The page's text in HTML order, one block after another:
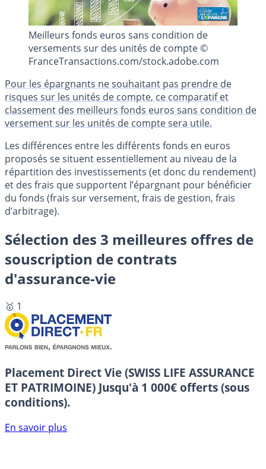
Meilleurs fonds euros sans condition de
versements sur des unités de compte ©
FranceTransactions.com/stock.adobe.com
Pour les épargnants ne souhaitant pas prendre de
risques sur les unités de compte, ce comparatif et
classement des meilleurs fonds euros sans condition de
versement sur les unités de compte sera utile.
Les différences entre les différents fonds en euros
proposés se situent essentiellement au niveau de la
répartition des investissements (et donc du rendement)
et des frais que supportent l’épargnant pour bénéficier
du fonds (frais sur versement, frais de gestion, frais
d’arbitrage).
Sélection des 3 meilleures offres de
souscription de contrats
d'assurance-vie
🥇 1
Placement Direct Vie (SWISS LIFE ASSURANCE
ET PATRIMOINE) Jusqu'à 1 000€ offerts (sous
conditions).
En savoir plus